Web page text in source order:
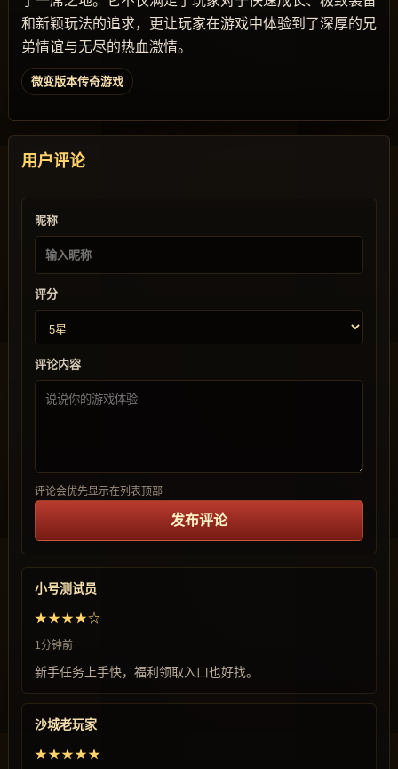
和新颖玩法的追求，更让玩家在游戏中体验到了深厚的兄
弟情谊与无尽的热血激情。
微变版本传奇游戏
用户评论
昵称
评分
评论内容
评论会优先显示在列表顶部
发布评论
小号测试员
★★★★☆
1分钟前
新手任务上手快，福利领取入口也好找。
沙城老玩家
★★★★★